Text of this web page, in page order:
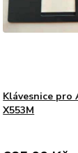
Klávesnice pro
X553M